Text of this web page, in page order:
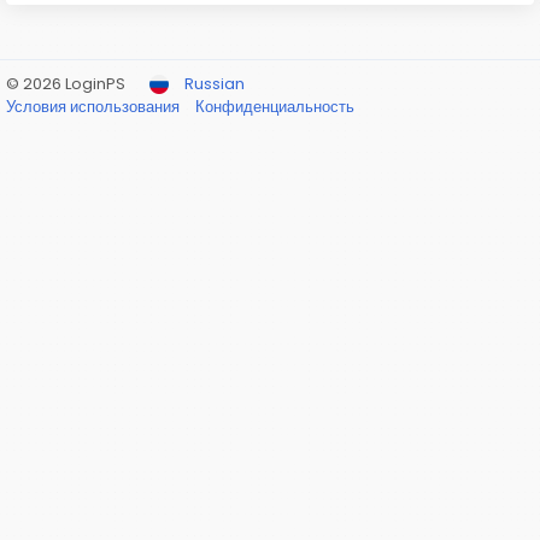
© 2026 LoginPS
Russian
Условия использования
Конфиденциальность